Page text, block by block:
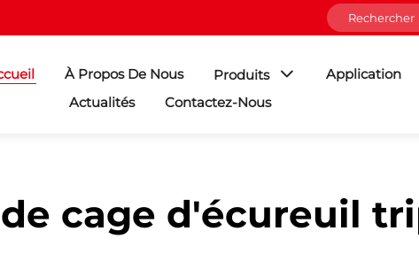
À Propos De Nous Produits
Application
Actualités
Contactez-Nous
cage d'écureuil